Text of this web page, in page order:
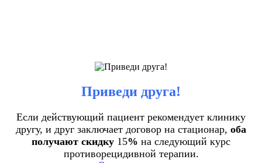
Приведи друга!
Если действующий пациент рекомендует клинику
другу, и друг заключает договор на стационар, оба
получают скидку 15% на следующий курс
противорецидивной терапии.